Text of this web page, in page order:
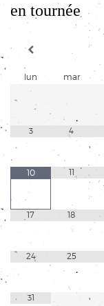
en tournée
lun mar
3 4
10 11
17 18
24 25
31